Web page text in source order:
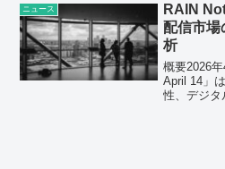
ニュース
RAIN
配信市場
析
概要2026
April 14」
性、デジタ
業界リー
の多角的